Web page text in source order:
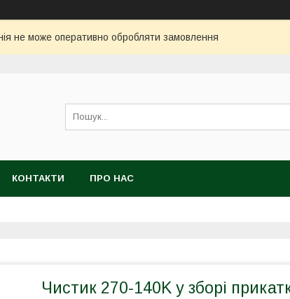
не може оперативно обробляти замовлення
КОНТАКТИ ПРО НАС
Чистик 270-140K у зборі